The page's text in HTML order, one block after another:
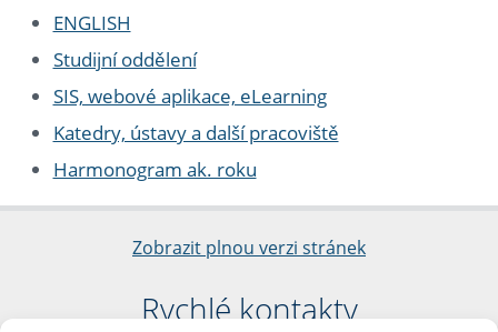
ENGLISH
Studijní oddělení
SIS, webové aplikace, eLearning
Katedry, ústavy a další pracoviště
Harmonogram ak. roku
Zobrazit plnou verzi stránek
Rychlé kontakty